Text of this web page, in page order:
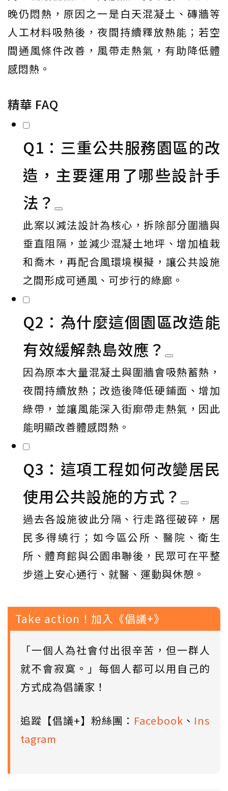
晚仍悶熱，原因之一是白天混凝土、磚牆等
人工材料吸熱後，夜間持續釋放熱能；若空
間通風條件改善，風帶走熱氣，有助降低體
感悶熱。
精華 FAQ
Q1：三重公共服務園區的改
造，主要運用了哪些設計手
法？
此案以減法設計為核心，拆除部分圍牆與
垂直阻隔，並減少混凝土地坪、增加植栽
和喬木，再配合風環境模擬，讓公共設施
之間形成可通風、可步行的綠廊。
Q2：為什麼這個園區改造能
有效緩解熱島效應？
因為原本大量混凝土與圍牆會吸熱蓄熱，
夜間持續放熱；改造後降低硬鋪面、增加
綠帶，並讓風能深入街廓帶走熱氣，因此
能明顯改善體感悶熱。
Q3：這項工程如何改變居民
使用公共設施的方式？
過去各設施彼此分隔、行走路徑破碎，居
民多得繞行；如今區公所、醫院、衛生
所、體育館與公園串聯後，民眾可在平整
步道上安心通行、就醫、運動與休憩。
Take action！加入《倡議+》
「一個人為社會付出很辛苦，但一群人
就不會寂寞。」每個人都可以用自己的
方式成為倡議家！
追蹤【倡議+】粉絲團： Facebook 、 Ins
tagram